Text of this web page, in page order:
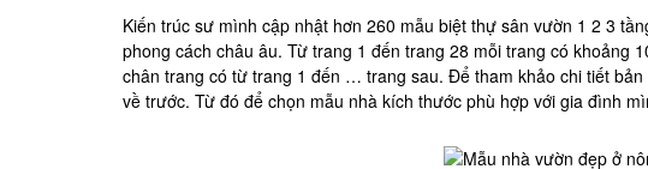
Kiến trúc sư mình cập nhật hơn 260 mẫu biệt thự sân vườn 1 2 3
phong cách châu âu. Từ trang 1 đến trang 28 mỗi trang có khoảng
chân trang có từ trang 1 đến … trang sau. Để tham khảo chi tiết
về trước. Từ đó để chọn mẫu nhà kích thước phù hợp với gia đình